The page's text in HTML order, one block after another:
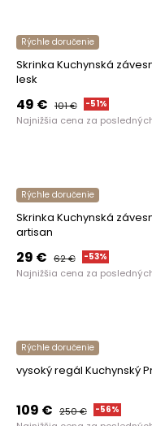
Rýchle doručenie
Skrinka Kuchynská
lesk
49 € 101€ -51%
Najnižšia cena za
Rýchle doručenie
Skrinka Kuchynská
artisan
29 € 62€ -53%
Najnižšia cena za
Rýchle doručenie
109 € 250€ -56%